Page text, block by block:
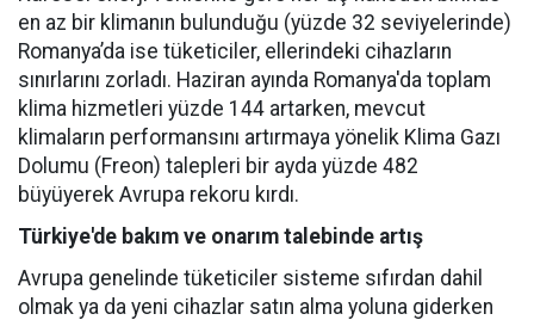
en az bir klimanın bulunduğu (yüzde 32 seviyelerinde)
Romanya’da ise tüketiciler, ellerindeki cihazların
sınırlarını zorladı. Haziran ayında Romanya'da toplam
klima hizmetleri yüzde 144 artarken, mevcut
klimaların performansını artırmaya yönelik Klima Gazı
Dolumu (Freon) talepleri bir ayda yüzde 482
büyüyerek Avrupa rekoru kırdı.
Türkiye'de bakım ve onarım talebinde artış
Avrupa genelinde tüketiciler sisteme sıfırdan dahil
olmak ya da yeni cihazlar satın alma yoluna giderken